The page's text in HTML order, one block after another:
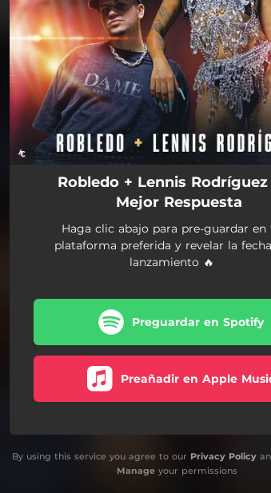
Robledo + Lennis Rodríguez
Mejor Respuesta
Haga clic abajo para pre-guardar en
plataforma preferida y revelar la
lanzamiento 🔥
Preguardar en Spotify
Preañadir en Apple
By using this service you agree to our Privacy Policy
Manageyour permissions